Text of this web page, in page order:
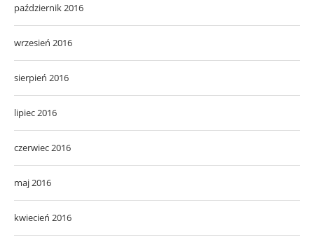
październik 2016
wrzesień 2016
sierpień 2016
lipiec 2016
czerwiec 2016
maj 2016
kwiecień 2016